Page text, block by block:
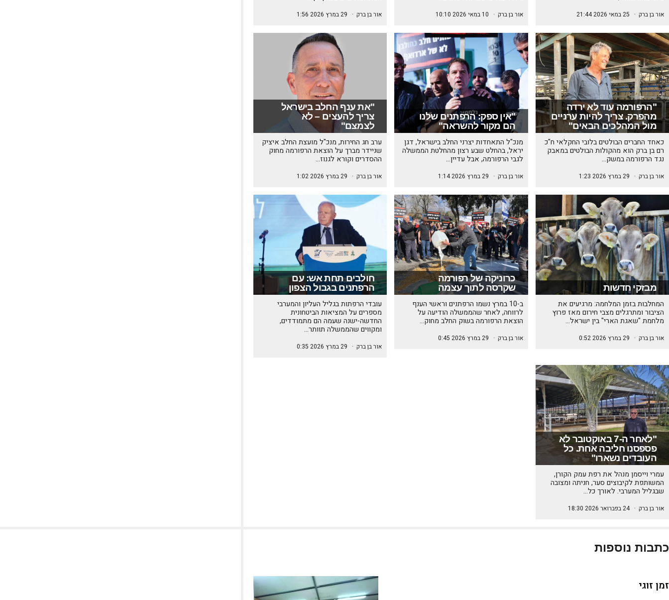
אור בן ברק · 25 במאי 2026 21:44 אור בן ברק · 10 במאי 2026 10:10 אור בן ברק · 29 במרץ 2026 1:56
"הרפורמה עוד לא ירדה
מהפרק. צריך להיות ערניים
מול המהלכים הבאים"
כאחד החברים הבולטים בלובי החקלאי ח"כ
רם בן ברק הוא מהקולות הבולטים במאבק
נגד הרפורמה במשק…
אור בן ברק · 29 במרץ 2026 1:23
"אין ספק: הרפתנים שלנו
הם מקור להשראה"
מנכ"ל התאחדות יצרני החלב בישראל, דגן
יראל, בהחלט שבע רצון מהחלטת הממשלה
לגבי הרפורמה, אבל עדיין…
אור בן ברק · 29 במרץ 2026 1:14
"את ענף החלב בישראל
צריך להעצים – לא
לצמצם"
ערב חג החירות, מנכ"ל מועצת החלב איציק
שניידר מברך על הוצאת הרפורמה מחוק
ההסדרים וקורא לגנוז…
אור בן ברק · 29 במרץ 2026 1:02
מבזקי חדשות
המחלבות בזמן המלחמה: מרגיעים את
הציבור ומתרגלים מצבי חירום מאז פרוץ
מלחמת "שאגת הארי" בין ישראל…
אור בן ברק · 29 במרץ 2026 0:52
כרוניקה של רפורמה
שקרסה לתוך עצמה
ב-10 במרץ נשמו הרפתנים וראשי הענף
לרווחה, לאחר שהממשלה הודיעה על
הוצאת הרפורמה בשוק החלב מחוק…
אור בן ברק · 29 במרץ 2026 0:45
חולבים תחת אש: עם
הרפתנים בגבול הצפון
עובדי הרפתות בגליל העליון והמערבי
מספרים על המציאות הביטחונית
החדשה-ישנה שעמה הם מתמודדים,
ומקווים שהממשלה תוותר…
אור בן ברק · 29 במרץ 2026 0:35
"לאחר ה-7 באוקטובר לא
פספסנו חליבה אחת. כל
העובדים נשארו"
עמרי וייסמן מנהל את רפת עמק הקורן,
המשותפת לקיבוצים סער, חניתה ומצובה
שבגליל המערבי. לאורך כל…
אור בן ברק · 24 בפברואר 2026 18:30
כתבות נוספות
זמן זוגי